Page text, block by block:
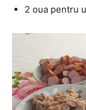
2 oua pentru